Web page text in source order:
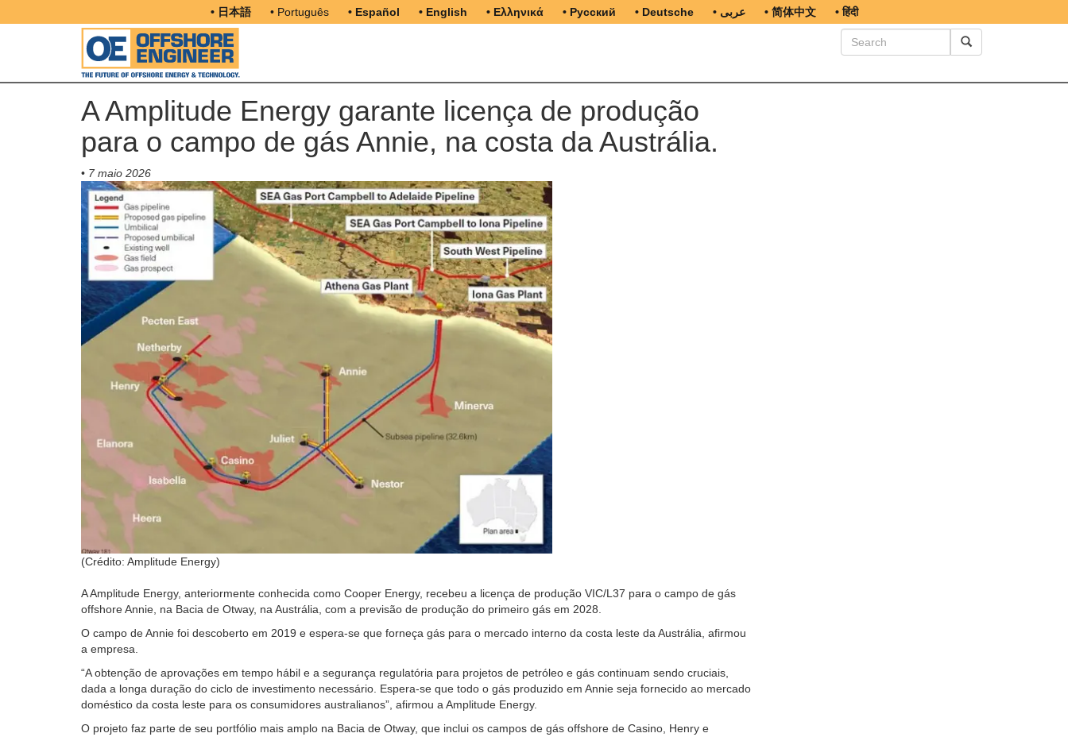
• 日本語 • Português • Español • English • Ελληνικά • Русский • Deutsche • عربى • 简体中文 • हिंदी
A Amplitude Energy garante licença de produção
para o campo de gás Annie, na costa da Austrália.
• 7 maio 2026
(Crédito: Amplitude Energy)
A Amplitude Energy, anteriormente conhecida como Cooper Energy, recebeu a licença de produção VIC/L37 para o campo de gás
offshore Annie, na Bacia de Otway, na Austrália, com a previsão de produção do primeiro gás em 2028.
O campo de Annie foi descoberto em 2019 e espera-se que forneça gás para o mercado interno da costa leste da Austrália, afirmou
a empresa.
“A obtenção de aprovações em tempo hábil e a segurança regulatória para projetos de petróleo e gás continuam sendo cruciais,
dada a longa duração do ciclo de investimento necessário. Espera-se que todo o gás produzido em Annie seja fornecido ao mercado
doméstico da costa leste para os consumidores australianos”, afirmou a Amplitude Energy.
O projeto faz parte de seu portfólio mais amplo na Bacia de Otway, que inclui os campos de gás offshore de Casino, Henry e